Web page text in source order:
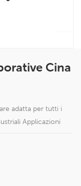
Cina
adatta per tutti i
Applicazioni